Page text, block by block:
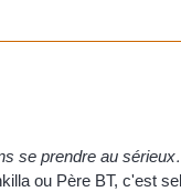
se prendre au
ou Père BT, c'est